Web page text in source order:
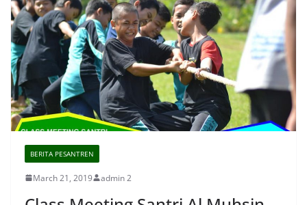
BERITA PESANTREN
March 21, 2019 admin 2